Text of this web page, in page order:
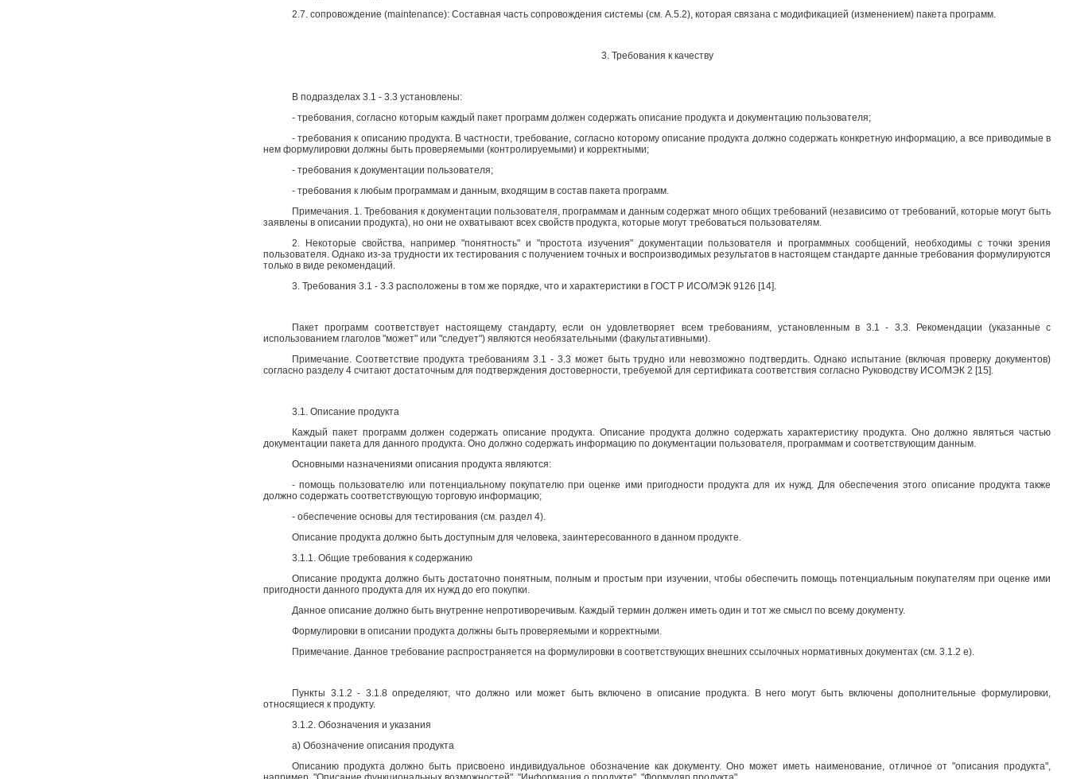
2.7. сопровождение (maintenance): Составная часть сопровождения системы (см. А.5.2), которая связана с модификацией (изменением) пакета программ.
3. Требования к качеству
В подразделах 3.1 - 3.3 установлены:
- требования, согласно которым каждый пакет программ должен содержать описание продукта и документацию пользователя;
- требования к описанию продукта. В частности, требование, согласно которому описание продукта должно содержать конкретную информацию, а все приводимые в
нем формулировки должны быть проверяемыми (контролируемыми) и корректными;
- требования к документации пользователя;
- требования к любым программам и данным, входящим в состав пакета программ.
Примечания. 1. Требования к документации пользователя, программам и данным содержат много общих требований (независимо от требований, которые могут быть
заявлены в описании продукта), но они не охватывают всех свойств продукта, которые могут требоваться пользователям.
2. Некоторые свойства, например "понятность" и "простота изучения" документации пользователя и программных сообщений, необходимы с точки зрения
пользователя. Однако из-за трудности их тестирования с получением точных и воспроизводимых результатов в настоящем стандарте данные требования формулируются
только в виде рекомендаций.
3. Требования 3.1 - 3.3 расположены в том же порядке, что и характеристики в ГОСТ Р ИСО/МЭК 9126 [14].
Пакет программ соответствует настоящему стандарту, если он удовлетворяет всем требованиям, установленным в 3.1 - 3.3. Рекомендации (указанные с
использованием глаголов "может" или "следует") являются необязательными (факультативными).
Примечание. Соответствие продукта требованиям 3.1 - 3.3 может быть трудно или невозможно подтвердить. Однако испытание (включая проверку документов)
согласно разделу 4 считают достаточным для подтверждения достоверности, требуемой для сертификата соответствия согласно Руководству ИСО/МЭК 2 [15].
3.1. Описание продукта
Каждый пакет программ должен содержать описание продукта. Описание продукта должно содержать характеристику продукта. Оно должно являться частью
документации пакета для данного продукта. Оно должно содержать информацию по документации пользователя, программам и соответствующим данным.
Основными назначениями описания продукта являются:
- помощь пользователю или потенциальному покупателю при оценке ими пригодности продукта для их нужд. Для обеспечения этого описание продукта также
должно содержать соответствующую торговую информацию;
- обеспечение основы для тестирования (см. раздел 4).
Описание продукта должно быть доступным для человека, заинтересованного в данном продукте.
3.1.1. Общие требования к содержанию
Описание продукта должно быть достаточно понятным, полным и простым при изучении, чтобы обеспечить помощь потенциальным покупателям при оценке ими
пригодности данного продукта для их нужд до его покупки.
Данное описание должно быть внутренне непротиворечивым. Каждый термин должен иметь один и тот же смысл по всему документу.
Формулировки в описании продукта должны быть проверяемыми и корректными.
Примечание. Данное требование распространяется на формулировки в соответствующих внешних ссылочных нормативных документах (см. 3.1.2 е).
Пункты 3.1.2 - 3.1.8 определяют, что должно или может быть включено в описание продукта. В него могут быть включены дополнительные формулировки,
относящиеся к продукту.
3.1.2. Обозначения и указания
a) Обозначение описания продукта
Описанию продукта должно быть присвоено индивидуальное обозначение как документу. Оно может иметь наименование, отличное от "описания продукта",